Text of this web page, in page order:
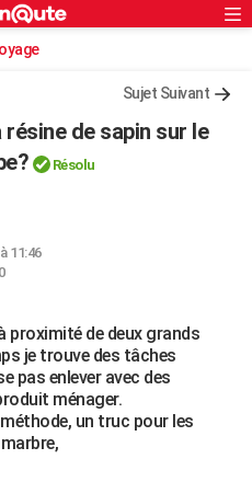
Sujet Suivant
de sapin sur le
Résolu
11:46
proximité de deux grands
je trouve des tâches
pas enlever avec des
ménager.
un truc pour les